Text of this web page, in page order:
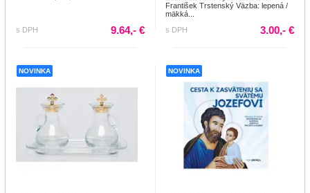
s DPH 9.64,- €
František Trstenský Väzba: lepená /
mäkká...
s DPH
3.00,- €
NOVINKA NOVINKA